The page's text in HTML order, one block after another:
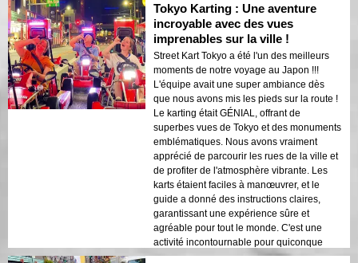
du guide et ses instructions claires ont
rendu l'expérience encore plus agréable.
Si vous aimez conduire et souhaitez
explorer Tokyo de manière amusante et
excitante, je recommande vivement de le
faire. C'est une activité parfaite pour les
amateurs d'aventure et ceux qui
recherchent une expérience de visite
unique. Parcourir les rues de la ville en kart
est une façon inoubliable de ressentir
l'énergie et le charme de Tokyo. C'est un
incontournable pour quiconque cherche
une aventure unique et excitante à Tokyo.
Tokyo Karting : Une aventure
incroyable avec des vues
imprenables sur la ville !
Street Kart Tokyo a été l'un des meilleurs
moments de notre voyage au Japon !!!
L'équipe avait une super ambiance dès
que nous avons mis les pieds sur la route !
Le karting était GÉNIAL, offrant de
superbes vues de Tokyo et des monuments
emblématiques. Nous avons vraiment
apprécié de parcourir les rues de la ville et
de profiter de l'atmosphère vibrante. Les
karts étaient faciles à manœuvrer, et le
guide a donné des instructions claires,
garantissant une expérience sûre et
agréable pour tout le monde. C'est une
activité incontournable pour quiconque
visite Tokyo et cherche une façon unique et